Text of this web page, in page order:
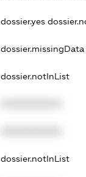
dossier.yes
dossier.missingData
dossier.notInList
dossier.notInList